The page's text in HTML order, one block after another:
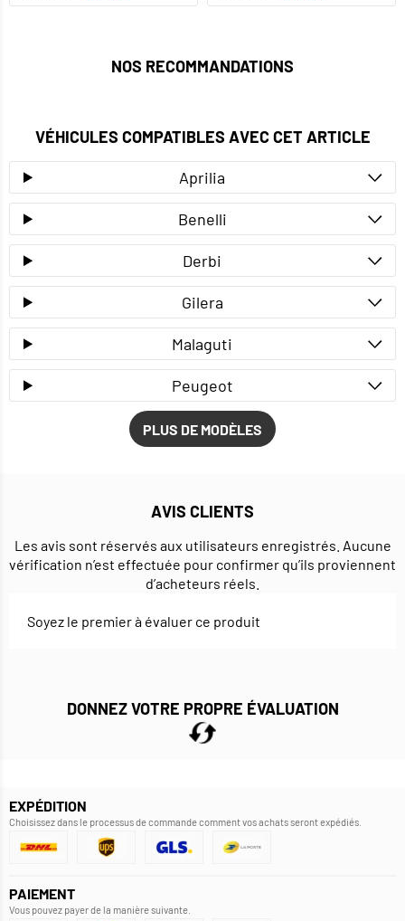
NOS RECOMMANDATIONS
VÉHICULES COMPATIBLES AVEC CET ARTICLE
Aprilia
Benelli
Derbi
Gilera
Malaguti
Peugeot
PLUS DE MODÈLES
AVIS CLIENTS
Les avis sont réservés aux utilisateurs enregistrés. Aucune
vérification n’est effectuée pour confirmer qu’ils proviennent
d’acheteurs réels.
Soyez le premier à évaluer ce produit
DONNEZ VOTRE PROPRE ÉVALUATION
EXPÉDITION
Choisissez dans le processus de commande comment vos achats seront expédiés.
PAIEMENT
Vous pouvez payer de la manière suivante.